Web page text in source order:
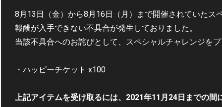
8月13日（金）から8月16日（月）まで開催されていた
報酬が入手できない不具合が発生しておりました。
当該不具合へのお詫びとして、スペシャルチャレンジを
・ハッピーチケット x100
上記アイテムを受け取るには、2021年11月24日までの間